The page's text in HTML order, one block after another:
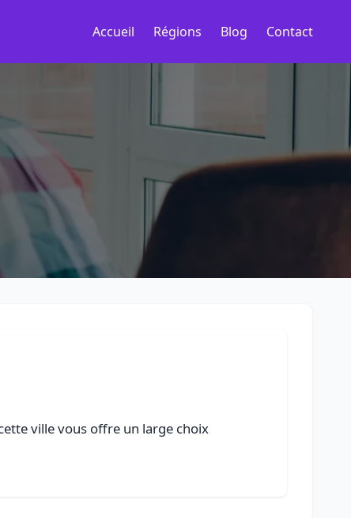
Accueil Régions Blog Contact
ville vous offre un large choix